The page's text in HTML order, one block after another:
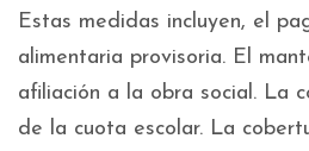
Estas medidas incluyen, el
alimentaria provisoria. El
afiliación a la obra social. La
de la cuota escolar. La